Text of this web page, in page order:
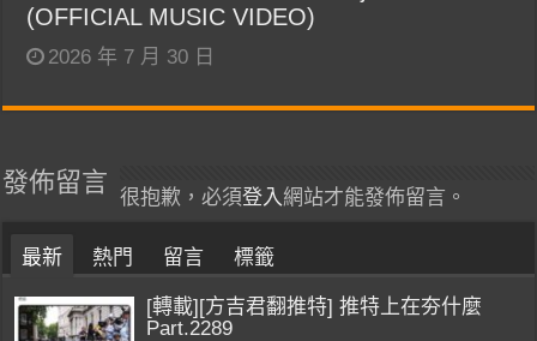
(OFFICIAL MUSIC VIDEO)
2026 年 7 月 30 日
發佈留言
很抱歉，必須登入網站才能發佈留言。
最新 熱門 留言 標籤
[轉載][方吉君翻推特] 推特上在夯什麼
Part.2289